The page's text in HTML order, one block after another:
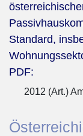
Standard,
PDF:
2012 (Art.)